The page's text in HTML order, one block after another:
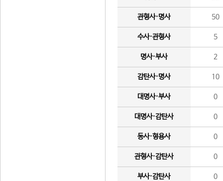
관형사·명사 50
수사·관형사 5
명사·부사 2
감탄사·명사 10
대명사·부사 0
대명사·감탄사 0
동사·형용사 0
관형사·감탄사 0
부사·감탄사 0